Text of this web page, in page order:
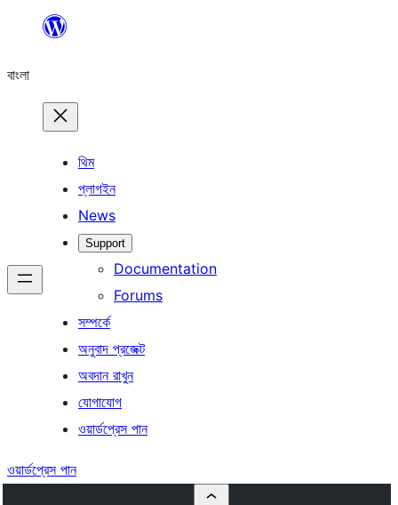
যান
বাংলা
থিম
প্লাগইন
News
Support
Documentation
Forums
সম্পর্কে
অনুবাদ প্রজেক্ট
অবদান রাখুন
যোগাযোগ
ওয়ার্ডপ্রেস পান
ওয়ার্ডপ্রেস পান